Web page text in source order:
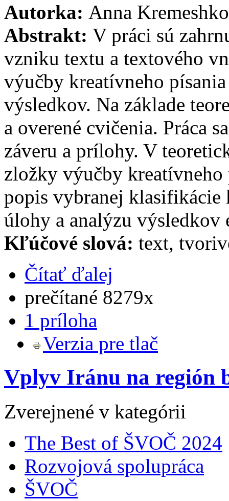
Autorka: Anna
Abstrakt: V práci sú
vzniku textu a textového
výučby kreatívneho
výsledkov. Na základe
a overené cvičenia. Práca
záveru a prílohy. V
zložky výučby kreatívneho
popis vybranej klasifikácie
úlohy a analýzu výsledkov
Kľúčové slová: text,
Čítať ďalej
prečítané 8279x
1 príloha
Verzia pre tlač
Vplyv Iránu na región
Zverejnené v kategórii
The Best of ŠVOČ 2024
Rozvojová spolupráca
ŠVOČ